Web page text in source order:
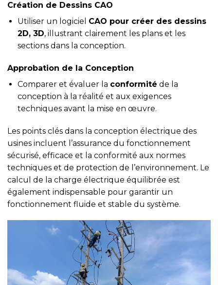
Création de Dessins CAO
Utiliser un logiciel CAO pour créer des dessins
2D, 3D, illustrant clairement les plans et les
sections dans la conception.
Approbation de la Conception
Comparer et évaluer la conformité de la
conception à la réalité et aux exigences
techniques avant la mise en œuvre.
Les points clés dans la conception électrique des
usines incluent l’assurance du fonctionnement
sécurisé, efficace et la conformité aux normes
techniques et de protection de l’environnement. Le
calcul de la charge électrique équilibrée est
également indispensable pour garantir un
fonctionnement fluide et stable du système.